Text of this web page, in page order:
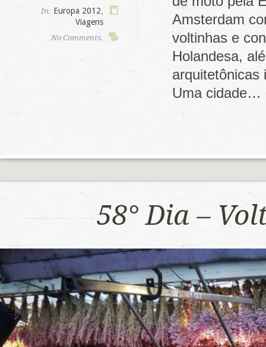
In: Europa 2012
Viagens
No Comments.
Amsterdam
voltinhas e
Holandesa,
arquitetônicas
Uma cidade…
58° Dia –